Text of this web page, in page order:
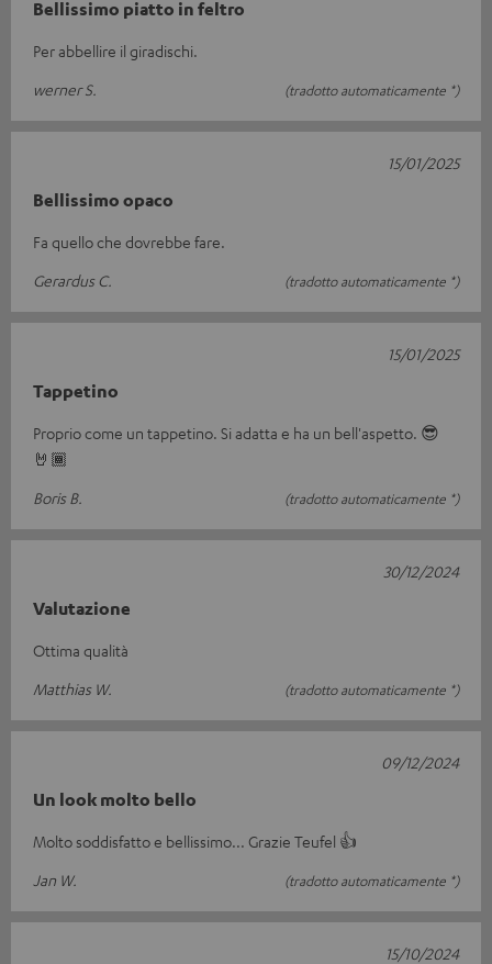
Bellissimo piatto in feltro
Per abbellire il giradischi.
werner S.
(tradotto automaticamente *)
Bellissimo opaco
Fa quello che dovrebbe fare.
Gerardus C.
(tradotto automaticamente *)
15/01/2025
Tappetino
Proprio come un tappetino. Si adatta e ha un bell'aspetto. 😎
🤘🏾
Boris B.
(tradotto automaticamente *)
15/01/2025
Valutazione
Ottima qualità
Matthias W.
(tradotto automaticamente *)
30/12/2024
Un look molto bello
Molto soddisfatto e bellissimo... Grazie Teufel 👍
Jan W.
(tradotto automaticamente *)
09/12/2024
15/10/2024